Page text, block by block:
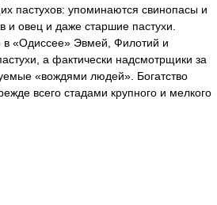
пастухов: упоминаются свинопасы и
и овец и даже старшие пастухи.
«Одиссее» Эвмей, Филотий и
а фактически надсмотрщики за
«вождями людей». Богатство
всего стадами крупного и мелкого